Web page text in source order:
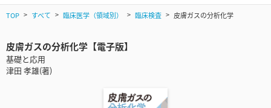
TOP すべて 臨床医学（領域別） 臨床検査 皮膚ガスの分析化学
皮膚ガスの分析化学【電子版】
基礎と応用
津田 孝雄(著)